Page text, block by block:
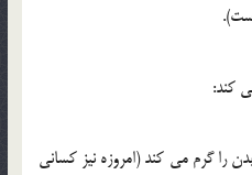
کند:
را گرم مي کند (امروزه نيز کساني